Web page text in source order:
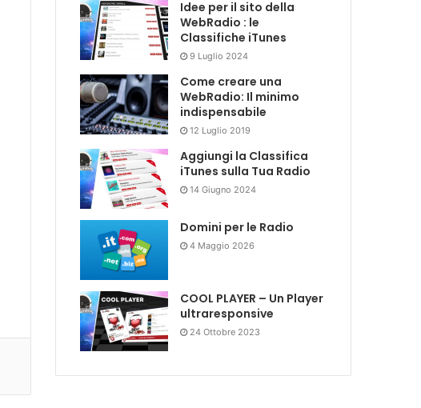
Idee per il sito della
WebRadio : le
Classifiche iTunes
9 Luglio 2024
Come creare una
WebRadio: Il minimo
indispensabile
12 Luglio 2019
Aggiungi la Classifica
iTunes sulla Tua Radio
14 Giugno 2024
Domini per le Radio
4 Maggio 2026
COOL PLAYER – Un Player
ultraresponsive
24 Ottobre 2023